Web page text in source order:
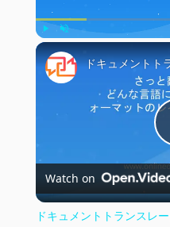
Play Unmute
Watch on
ドキュメントトランスレ